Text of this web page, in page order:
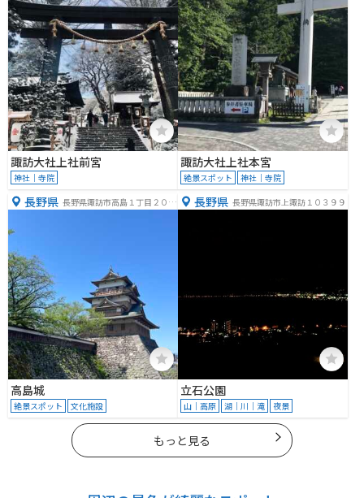
諏訪大社上社前宮
神社｜寺院
諏訪大社上社本宮
絶景スポット 神社｜寺院
長野県 長野県諏訪市高島１丁目２０
高島城
絶景スポット 文化施設
長野県 長野県諏訪市上諏訪１０３９９
立石公園
山｜高原 湖｜川｜滝 夜景
もっと見る